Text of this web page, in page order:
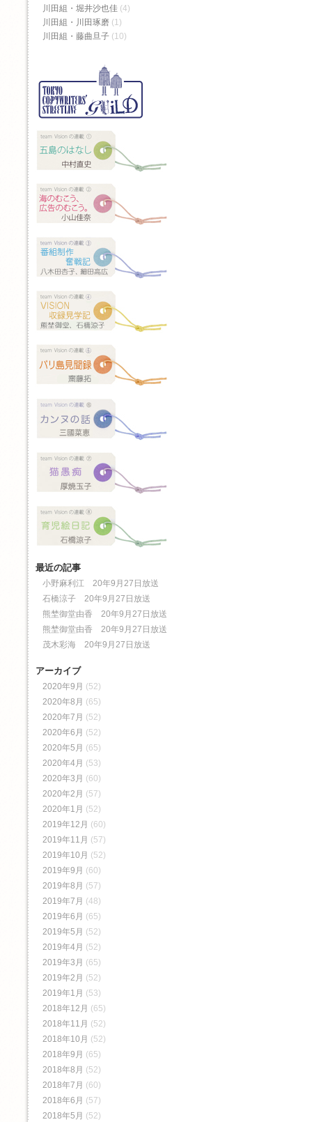
川田組・堀井沙也佳 (4)
川田組・川田琢磨 (1)
川田組・藤曲旦子 (10)
最近の記事
小野麻利江 20年9月27日放送
石橋涼子 20年9月27日放送
熊埜御堂由香 20年9月27日放送
熊埜御堂由香 20年9月27日放送
茂木彩海 20年9月27日放送
アーカイブ
2020年9月 (52)
2020年8月 (65)
2020年7月 (52)
2020年6月 (52)
2020年5月 (65)
2020年4月 (53)
2020年3月 (60)
2020年2月 (57)
2020年1月 (52)
2019年12月 (60)
2019年11月 (57)
2019年10月 (52)
2019年9月 (60)
2019年8月 (57)
2019年7月 (48)
2019年6月 (65)
2019年5月 (52)
2019年4月 (52)
2019年3月 (65)
2019年2月 (52)
2019年1月 (53)
2018年12月 (65)
2018年11月 (52)
2018年10月 (52)
2018年9月 (65)
2018年8月 (52)
2018年7月 (60)
2018年6月 (57)
2018年5月 (52)